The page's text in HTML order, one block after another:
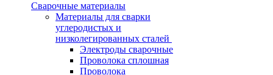
Сварочные материалы
Материалы для сварки
углеродистых и
низколегированных сталей
Электроды сварочные
Проволока сплошная
Проволока